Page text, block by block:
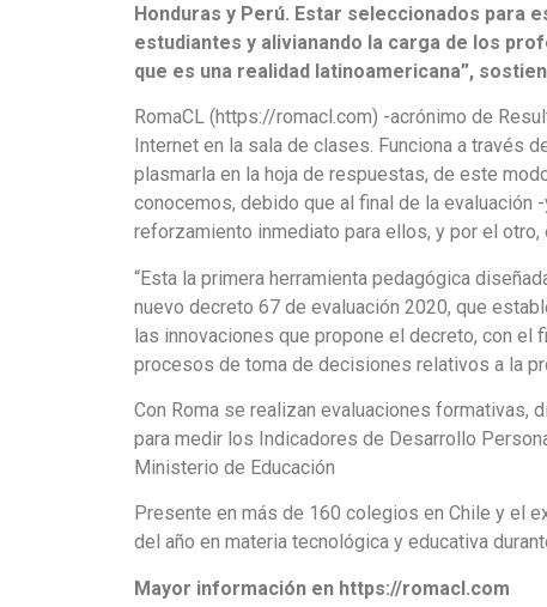
Honduras y Perú. Estar seleccionados para
estudiantes y alivianando la carga de los
que es una realidad latinoamericana”,
RomaCL (https://romacl.com) -acrónimo de
Internet en la sala de clases. Funciona a través
plasmarla en la hoja de respuestas, de este
conocemos, debido que al final de la
reforzamiento inmediato para ellos, y por el
“Esta la primera herramienta pedagógica
nuevo decreto 67 de evaluación 2020, que
las innovaciones que propone el decreto, con
procesos de toma de decisiones relativos a la
Con Roma se realizan evaluaciones formativas,
para medir los Indicadores de Desarrollo
Ministerio de Educación
Presente en más de 160 colegios en Chile y el
del año en materia tecnológica y educativa
Mayor información en https://romacl.com